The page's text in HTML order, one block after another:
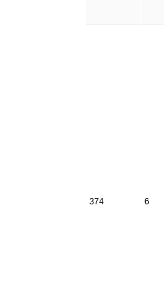
374 6